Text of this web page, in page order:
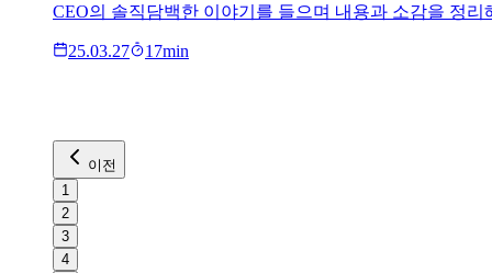
CEO의 솔직담백한 이야기를 들으며 내용과 소감을 정리
25.03.27 17min
이전
1
2
3
4